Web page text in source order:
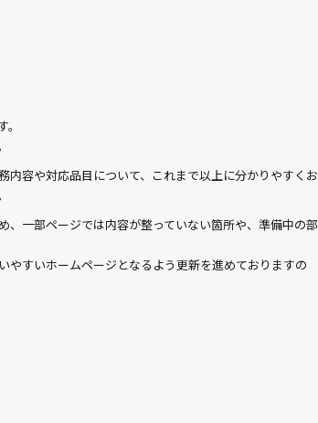
容や対応品目について、これまで以上に分かりやすくお
一部ページでは内容が整っていない箇所や、準備中の部
やすいホームページとなるよう更新を進めておりますの